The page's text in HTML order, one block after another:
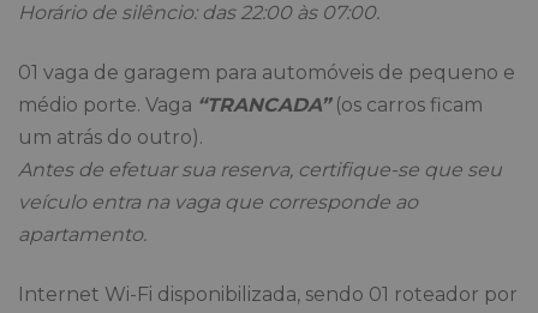
Horário de silêncio: das 22:00 às 07:00.
01 vaga de garagem para automóveis de pequeno e
médio porte. Vaga “TRANCADA”(os carros ficam
um atrás do outro).
Antes de efetuar sua reserva, certifique-se que seu
veículo entra na vaga que corresponde ao
apartamento.
Internet Wi-Fi disponibilizada, sendo 01 roteador por